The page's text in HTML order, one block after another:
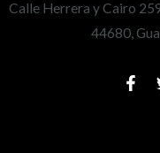
Calle Herrera y Cairo
44680,